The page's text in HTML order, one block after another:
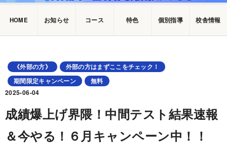
HOME お知らせ コース 特色 個別指導 校舎情報
《外部の方》
外部の方はまずここをチェック！
期間限定キャンペーン
無料
2025-06-04
成績爆上げ界隈！中間テスト結果速報
＆今やる！６月キャンペーン中！！